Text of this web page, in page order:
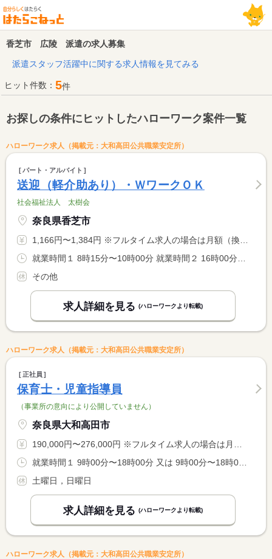
香芝市 広陵 派遣の求人募集
派遣スタッフ活躍中に関する求人情報を見てみる
ヒット件数： 5件
お探しの条件にヒットしたハローワーク案件一覧
ハローワーク求人（掲載元：大和高田公共職業安定所）
パート・アルバイト
送迎（軽介助あり）・ＷワークＯＫ
社会福祉法人 太樹会
奈良県香芝市
1,166円〜1,384円 ※フルタイム求人の場合は月額（換算額）、パート求人の場合は時間額を表示しています。
その他
求人詳細を見る (ハローワークより転載)
ハローワーク求人（掲載元：大和高田公共職業安定所）
正社員
保育士・児童指導員
（事業所の意向により公開していません）
奈良県大和高田市
190,000円〜276,000円 ※フルタイム求人の場合は月額（換算額）、パート求人の場合は時間額を表示しています。
土曜日，日曜日
求人詳細を見る (ハローワークより転載)
ハローワーク求人（掲載元：大和高田公共職業安定所）